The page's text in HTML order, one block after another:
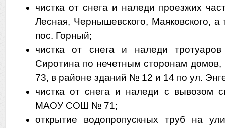
чистка от снега и наледи проезжих
Лесная, Чернышевского, Маяковского,
пос. Горный;
чистка от снега и наледи
Сиротина по нечетным сторонам
73, в районе зданий № 12 и 14 по ул.
чистка от снега и наледи с вывозом
МАОУ СОШ № 71;
открытие водопропускных труб на